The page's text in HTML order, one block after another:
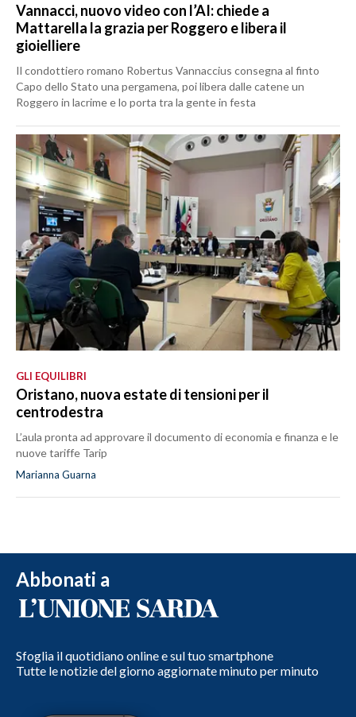
Vannacci, nuovo video con l’AI: chiede a
Mattarella la grazia per Roggero e libera il
gioielliere
Il condottiero romano Robertus Vannaccius consegna al finto
Capo dello Stato una pergamena, poi libera dalle catene un
Roggero in lacrime e lo porta tra la gente in festa
GLI EQUILIBRI
Oristano, nuova estate di tensioni per il
centrodestra
L’aula pronta ad approvare il documento di economia e finanza e le
nuove tariffe Tarip
Marianna Guarna
Abbonati a
Sfoglia il quotidiano online e sul tuo smartphone
Tutte le notizie del giorno aggiornate minuto per minuto